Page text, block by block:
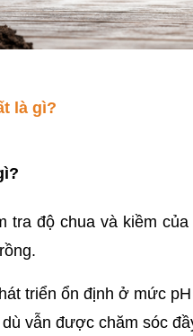
là gì?
tra độ chua và kiềm
triển ổn định ở mức
vẫn được chăm sóc